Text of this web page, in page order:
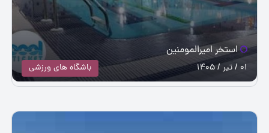
استخر امیرالمومنین
باشگاه های ورزشی 01 / تیر / 1405